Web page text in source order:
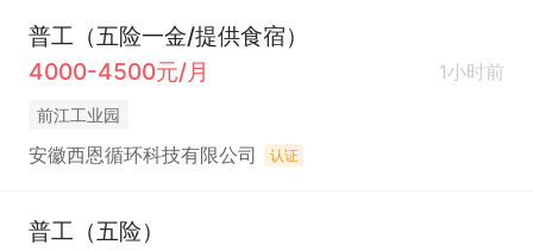
普工（五险一金/提供食宿）
4000-4500元/月
1小时前
前江工业园
安徽西恩循环科技有限公司 认证
普工（五险）